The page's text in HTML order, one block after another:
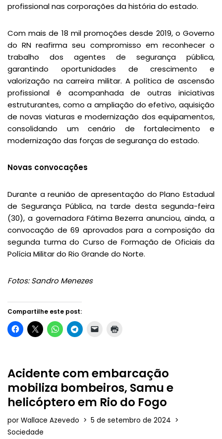
profissional nas corporações da história do estado.
Com mais de 18 mil promoções desde 2019, o Governo
do RN reafirma seu compromisso em reconhecer o
trabalho dos agentes de segurança pública,
garantindo oportunidades de crescimento e
valorização na carreira militar. A política de ascensão
profissional é acompanhada de outras iniciativas
estruturantes, como a ampliação do efetivo, aquisição
de novas viaturas e modernização dos equipamentos,
consolidando um cenário de fortalecimento e
modernização das forças de segurança do estado.
Novas convocações
Durante a reunião de apresentação do Plano Estadual
de Segurança Pública, na tarde desta segunda-feira
(30), a governadora Fátima Bezerra anunciou, ainda, a
convocação de 69 aprovados para a composição da
segunda turma do Curso de Formação de Oficiais da
Polícia Militar do Rio Grande do Norte.
Fotos: Sandro Menezes
Compartilhe este post:
Acidente com embarcação
mobiliza bombeiros, Samu e
helicóptero em Rio do Fogo
por Wallace Azevedo
5 de setembro de 2024
Sociedade